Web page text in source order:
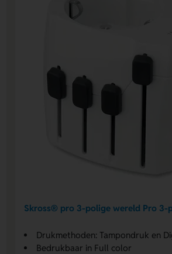
Skross® pro 3-polige wereld Pro 3-
Drukmethoden: Tampondruk en
Bedrukbaar in Full color